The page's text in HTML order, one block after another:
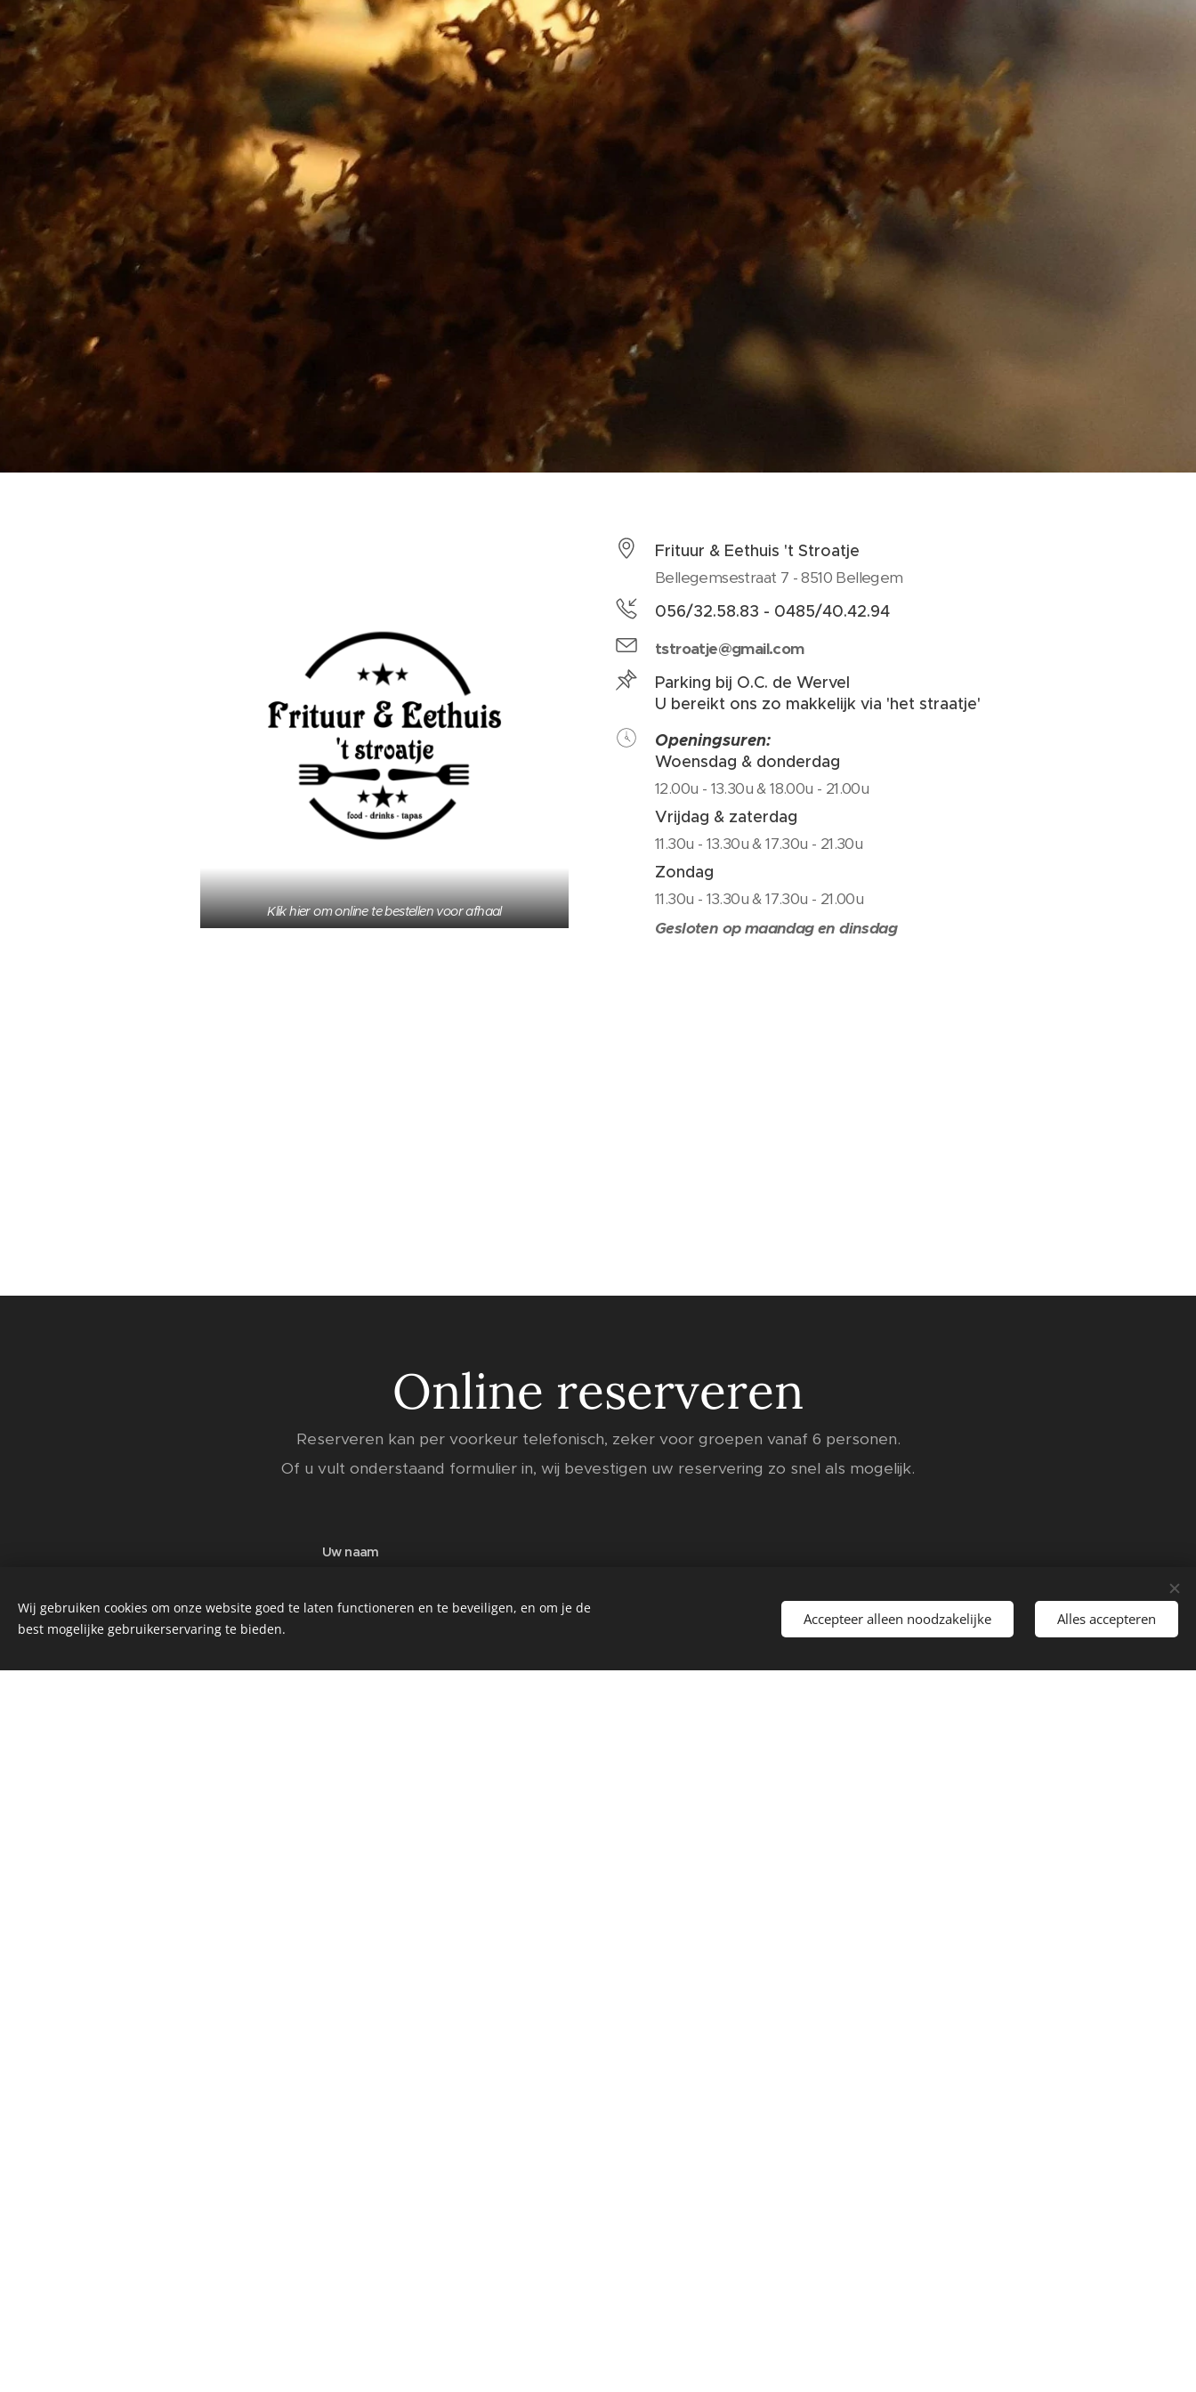
Klik hier om online te bestellen voor afhaal
Frituur & Eethuis 't Stroatje
Bellegemsestraat 7 - 8510 Bellegem
056/32.58.83 - 0485/40.42.94
tstroatje@gmail.com
Parking bij O.C. de Wervel
U bereikt ons zo makkelijk via 'het straatje'
Openingsuren:
Woensdag & donderdag
12.00u - 13.30u & 18.00u - 21.00u
Vrijdag & zaterdag
11.30u - 13.30u & 17.30u - 21.30u
Zondag
11.30u - 13.30u & 17.30u - 21.00u
Gesloten op maandag en dinsdag
Online reserveren
Reserveren kan per voorkeur telefonisch, zeker voor groepen vanaf 6 personen.
Of u vult onderstaand formulier in, wij bevestigen uw reservering zo snel als mogelijk.
Uw naam
Wij gebruiken cookies om onze website goed te laten functioneren en te beveiligen, en om je de
best mogelijke gebruikerservaring te bieden.
Accepteer alleen noodzakelijke Alles accepteren